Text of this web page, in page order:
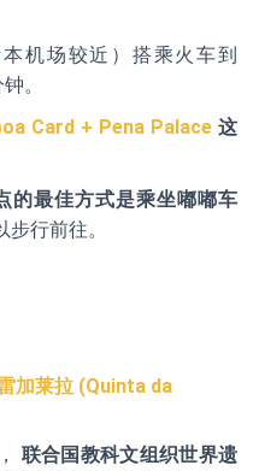
机场较近）搭乘火车到
。
Card + Pena Palace 这
的最佳方式是乘坐嘟嘟车
步行前往。
加莱拉 (Quinta da
联合国教科文组织世界遗